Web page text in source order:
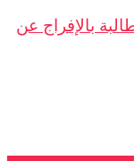
بالإفراج عن